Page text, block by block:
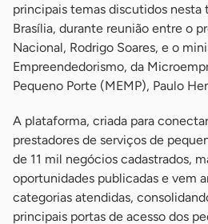
principais temas discutidos
Brasília, durante reunião entre o
Nacional, Rodrigo Soares, e o
Empreendedorismo, da
Pequeno Porte (MEMP), Paulo
A plataforma, criada para
prestadores de serviços de
de 11 mil negócios cadastrados,
oportunidades publicadas e vem
categorias atendidas,
principais portas de acesso dos